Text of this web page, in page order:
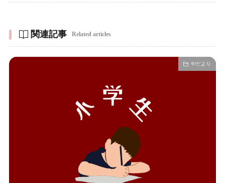
関連記事 Related articles
やだより